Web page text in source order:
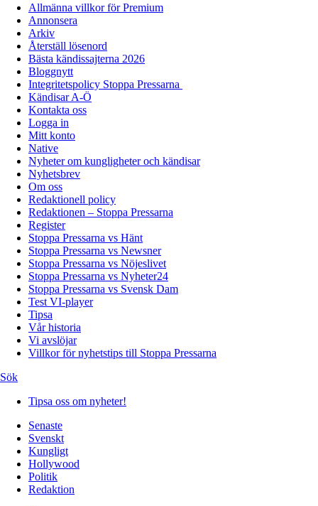
Allmänna villkor för Premium
Annonsera
Arkiv
Återställ lösenord
Bästa kändissajterna 2026
Bloggnytt
Integritetspolicy Stoppa Pressarna
Kändisar A-Ö
Kontakta oss
Logga in
Mitt konto
Native
Nyheter om kungligheter och kändisar
Nyhetsbrev
Om oss
Redaktionell policy
Redaktionen – Stoppa Pressarna
Register
Stoppa Pressarna vs Hänt
Stoppa Pressarna vs Newsner
Stoppa Pressarna vs Nöjeslivet
Stoppa Pressarna vs Nyheter24
Stoppa Pressarna vs Svensk Dam
Test VI-player
Tipsa
Vår historia
Vi avslöjar
Villkor för nyhetstips till Stoppa Pressarna
Sök
Tipsa oss om nyheter!
Senaste
Svenskt
Kungligt
Hollywood
Politik
Redaktion